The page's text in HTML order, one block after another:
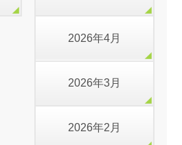
2026年4月
2026年3月
2026年2月